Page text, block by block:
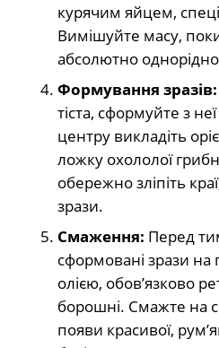
курячим яйцем,
Вимішуйте масу,
абсолютно
Формування зразів:
тіста, сформуйте з
центру викладіть
ложку охололої
обережно зліпіть
зрази.
Смаження: Перед
сформовані зрази на
олією, обов’язково
борошні. Смажте на
появи красивої,